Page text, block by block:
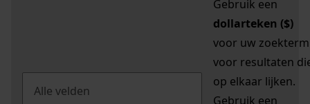
Gebruik een
dollarteken ($)
voor uw zoekterm
voor resultaten
op elkaar lijken.
Gebruik een